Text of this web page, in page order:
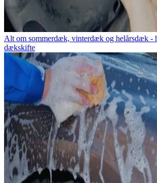
Alt om sommerdæk, vinterdæk og helårsdæk -
dækskifte